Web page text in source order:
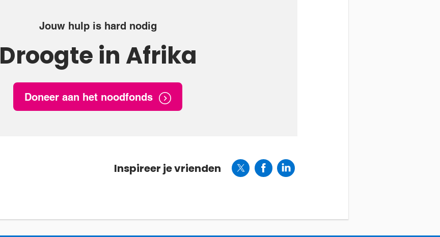
Jouw hulp is hard nodig
Droogte in Afrika
Doneer aan het noodfonds
Inspireer je vrienden